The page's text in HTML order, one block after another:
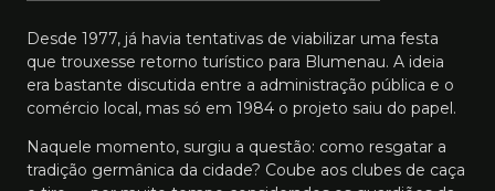
Desde 1977, já havia tentativas de viabilizar uma festa
que trouxesse retorno turístico para Blumenau. A ideia
era bastante discutida entre a administração pública e o
comércio local, mas só em 1984 o projeto saiu do papel.
Naquele momento, surgiu a questão: como resgatar a
tradição germânica da cidade? Coube aos clubes de caça